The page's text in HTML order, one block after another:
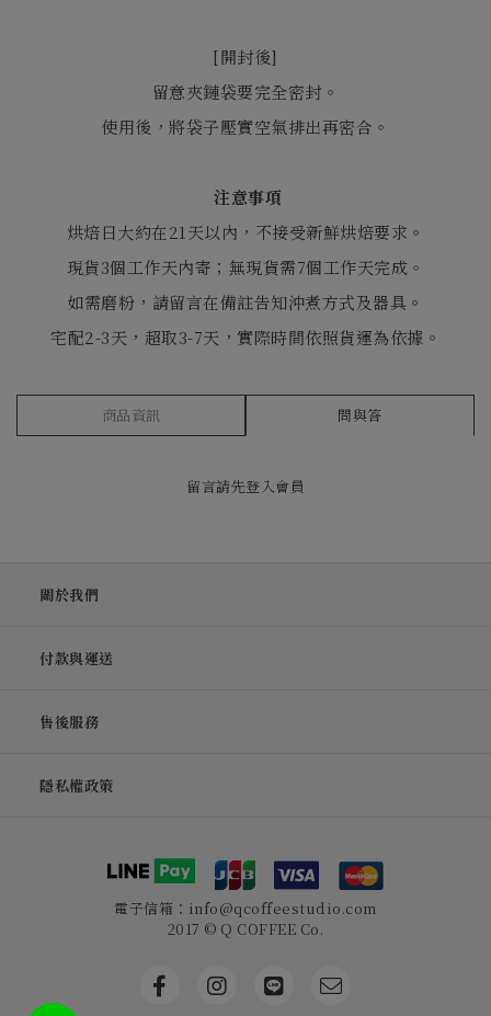
[開封後]
留意夾鏈袋要完全密封。
使用後，將袋子壓實空氣排出再密合。
注意事項
烘焙日大約在21天以內，不接受新鮮烘焙要求。
現貨3個工作天內寄；無現貨需7個工作天完成。
如需磨粉，請留言在備註告知沖煮方式及器具。
宅配2-3天，超取3-7天，實際時間依照貨運為依據。
商品資訊 問與答
留言請先登入會員
關於我們
付款與運送
售後服務
隱私權政策
電子信箱：info@qcoffeestudio.com
2017 © Q COFFEE Co.